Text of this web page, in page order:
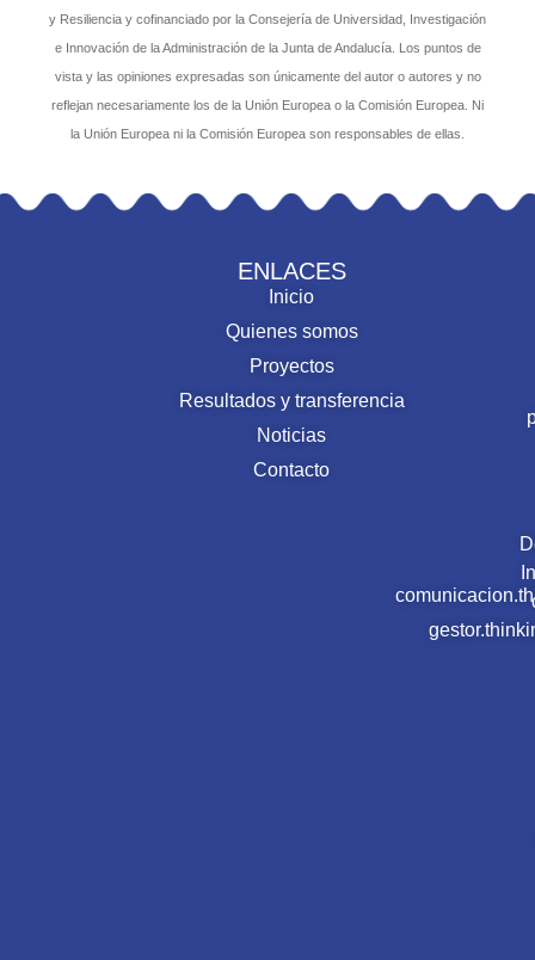
y Resiliencia y cofinanciado por la Consejería de Universidad, Investigación
e Innovación de la Administración de la Junta de Andalucía. Los puntos de
vista y las opiniones expresadas son únicamente del autor o autores y no
reflejan necesariamente los de la Unión Europea o la Comisión Europea. Ni
la Unión Europea ni la Comisión Europea son responsables de ellas.
ENLACES
Inicio
Quienes somos
Proyectos
Resultados y transferencia
Noticias
Contacto